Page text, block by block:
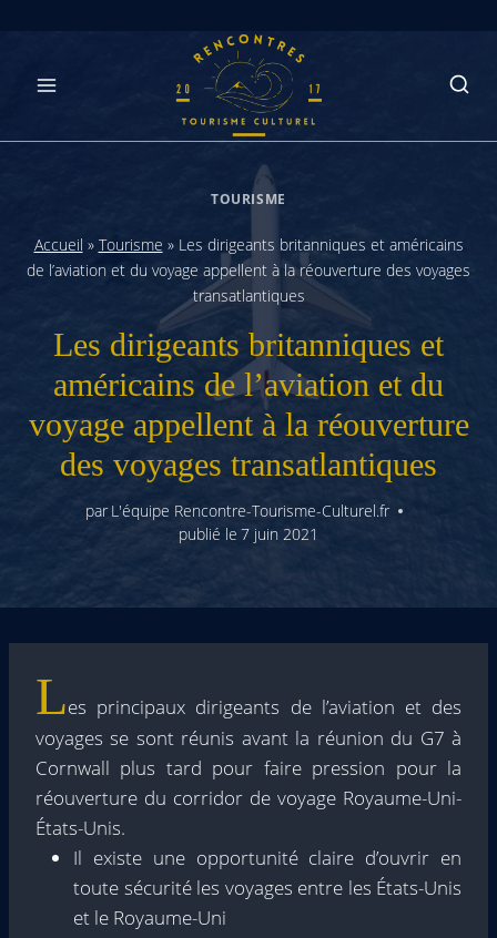
TOURISME
Accueil » Tourisme » Les dirigeants britanniques et américains
de l’aviation et du voyage appellent à la réouverture des voyages
transatlantiques
Les dirigeants britanniques et
américains de l’aviation et du
voyage appellent à la réouverture
des voyages transatlantiques
par L'équipe Rencontre-Tourisme-Culturel.fr
publié le 7 juin 2021
Les principaux dirigeants de l’aviation et des
voyages se sont réunis avant la réunion du G7 à
Cornwall plus tard pour faire pression pour la
réouverture du corridor de voyage Royaume-Uni-
États-Unis.
Il existe une opportunité claire d’ouvrir en
toute sécurité les voyages entre les États-Unis
et le Royaume-Uni